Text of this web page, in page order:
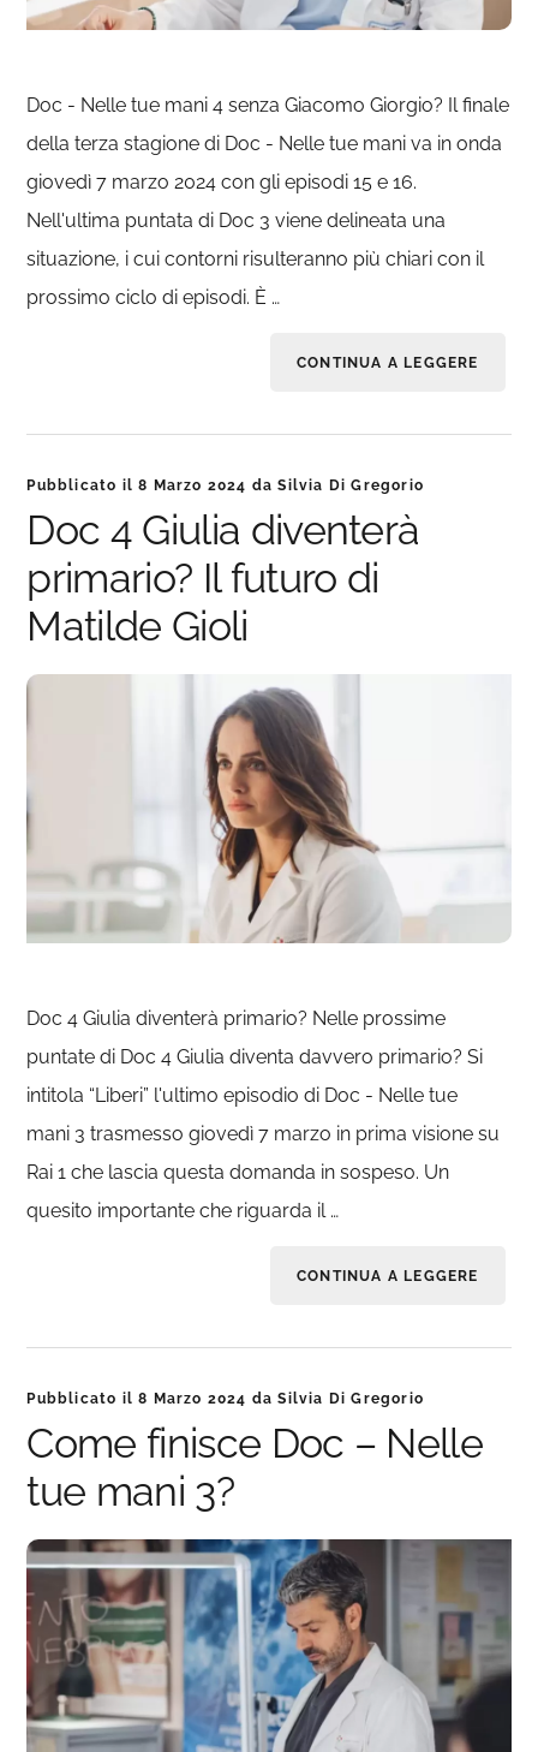
Doc - Nelle tue mani 4 senza Giacomo Giorgio? Il finale
della terza stagione di Doc - Nelle tue mani va in onda
giovedì 7 marzo 2024 con gli episodi 15 e 16.
Nell'ultima puntata di Doc 3 viene delineata una
situazione, i cui contorni risulteranno più chiari con il
prossimo ciclo di episodi. È …
CONTINUA A LEGGERE
Pubblicato il8 Marzo 2024 daSilvia Di Gregorio
Doc 4 Giulia diventerà
primario? Il futuro di
Matilde Gioli
Doc 4 Giulia diventerà primario? Nelle prossime
puntate di Doc 4 Giulia diventa davvero primario? Si
intitola “Liberi” l'ultimo episodio di Doc - Nelle tue
mani 3 trasmesso giovedì 7 marzo in prima visione su
Rai 1 che lascia questa domanda in sospeso. Un
quesito importante che riguarda il …
CONTINUA A LEGGERE
Pubblicato il8 Marzo 2024 daSilvia Di Gregorio
Come finisce Doc – Nelle
tue mani 3?